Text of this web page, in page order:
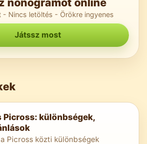
- Nincs letöltés - Örökre ingyenes
Játssz most
Picross: különbségek,
Picross közti különbségek